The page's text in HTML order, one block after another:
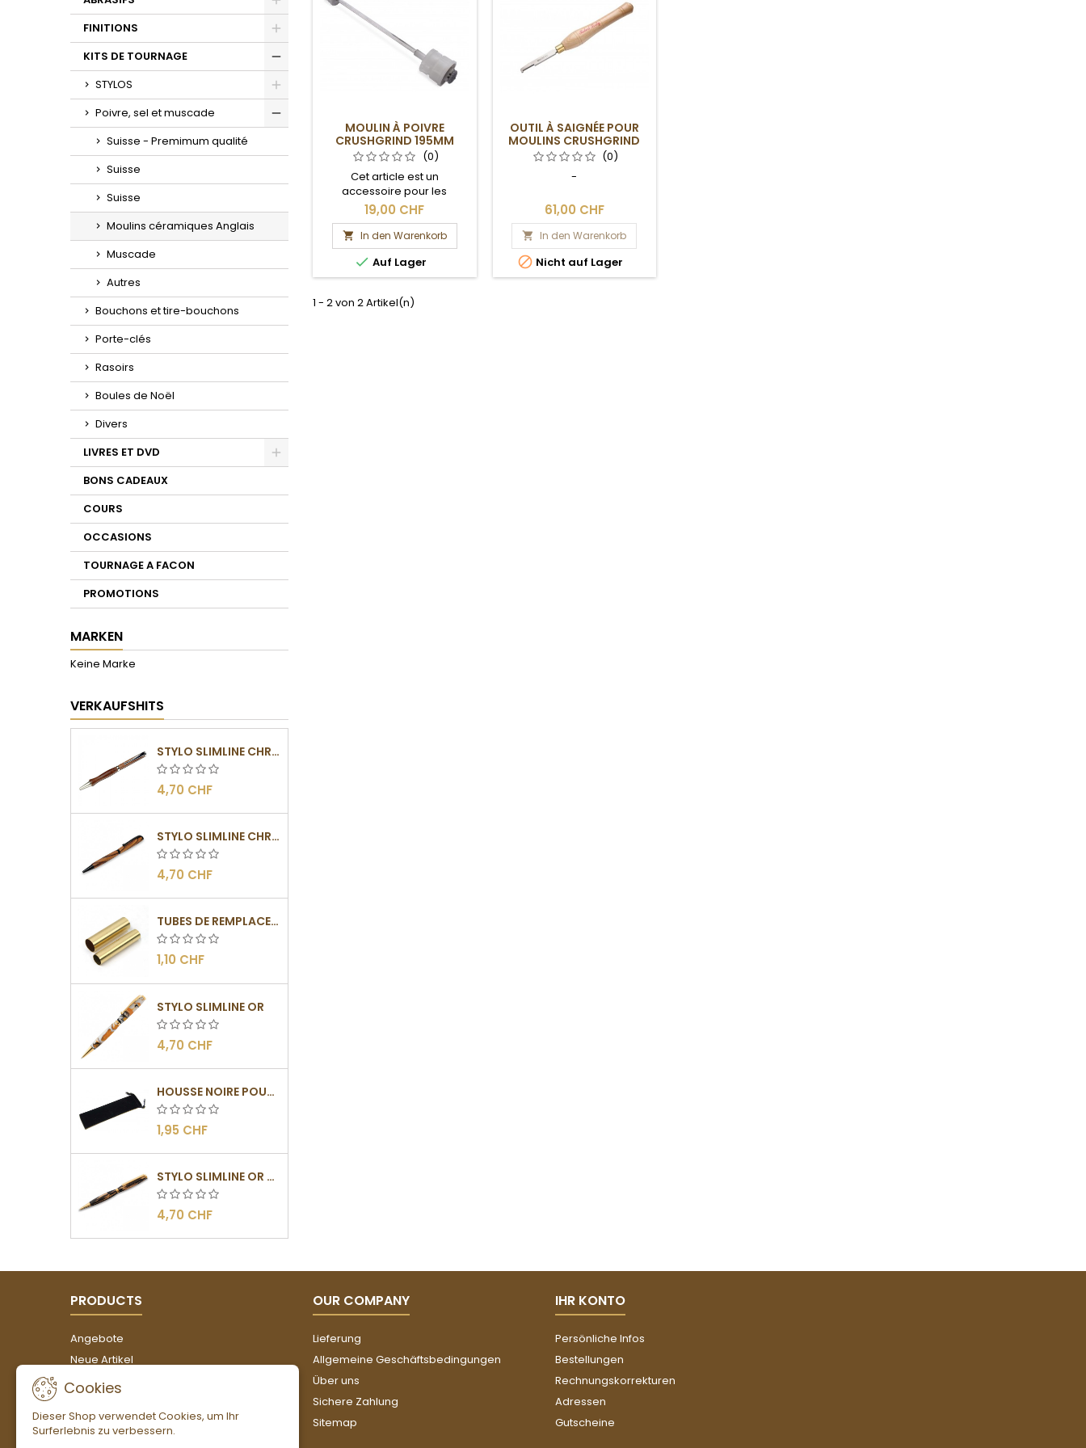
FINITIONS
KITS DE TOURNAGE
STYLOS
Poivre, sel et muscade
Toggle
Suisse - Premimum qualité
Suisse
Suisse
Moulins céramiques Anglais
Muscade
Autres
Bouchons et tire-bouchons
Porte-clés
Rasoirs
Boules de Noël
Divers
LIVRES ET DVD
BONS CADEAUX
COURS
OCCASIONS
TOURNAGE A FACON
PROMOTIONS
MARKEN
Keine Marke
VERKAUFSHITS
STYLO SLIMLINE CHROMÉ
4,70 CHF
STYLO SLIMLINE CHROMÉ NOIR
4,70 CHF
TUBES DE REMPLACEMENT POUR MÉCANISMES SLIMLINE
1,10 CHF
STYLO SLIMLINE OR
4,70 CHF
HOUSSE NOIRE POUR STYLOS
1,95 CHF
STYLO SLIMLINE OR - BARRETTE PLATE
4,70 CHF
MOULIN À POIVRE
CRUSHGRIND 195MM
(0)
Cet article est un
accessoire pour les
tourneurs sur bois. Le bois
que vous voyez sur les
photos n'est pas livré avec.
19,00 CHF
 In den Warenkorb
 Auf Lager
OUTIL À SAIGNÉE POUR
MOULINS CRUSHGRIND
(0)
-
61,00 CHF
 In den Warenkorb
 Nicht auf Lager
1 - 2 von 2 Artikel(n)
PRODUCTS
Angebote
Neue Artikel
Verkaufshits
OUR COMPANY
Lieferung
Allgemeine Geschäftsbedingungen
Über uns
Sichere Zahlung
Sitemap
IHR KONTO
Persönliche Infos
Bestellungen
Rechnungskorrekturen
Adressen
Gutscheine
Cookies
Dieser Shop verwendet Cookies, um Ihr
Surferlebnis zu verbessern.